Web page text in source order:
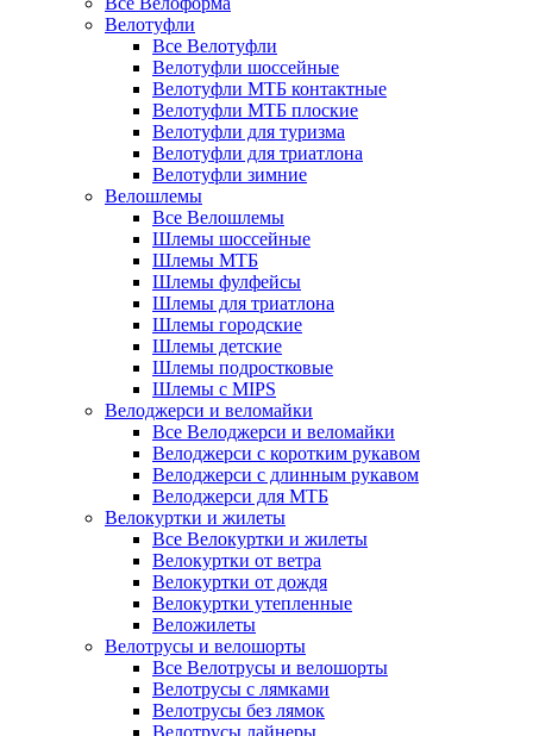
Велотуфли
Все Велотуфли
Велотуфли шоссейные
Велотуфли МТБ контактные
Велотуфли МТБ плоские
Велотуфли для туризма
Велотуфли для триатлона
Велотуфли зимние
Велошлемы
Все Велошлемы
Шлемы шоссейные
Шлемы МТБ
Шлемы фулфейсы
Шлемы для триатлона
Шлемы городские
Шлемы детские
Шлемы подростковые
Шлемы с MIPS
Велоджерси и веломайки
Все Велоджерси и веломайки
Велоджерси с коротким рукавом
Велоджерси с длинным рукавом
Велоджерси для МТБ
Велокуртки и жилеты
Все Велокуртки и жилеты
Велокуртки от ветра
Велокуртки от дождя
Велокуртки утепленные
Веложилеты
Велотрусы и велошорты
Все Велотрусы и велошорты
Велотрусы с лямками
Велотрусы без лямок
Велотрусы лайнеры